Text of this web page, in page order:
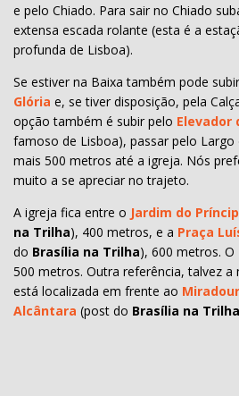
e pelo Chiado. Para sair no Chiado
extensa escada rolante (esta é a
profunda de Lisboa).
Se estiver na Baixa também pode
Glória e, se tiver disposição, pela
opção também é subir pelo Elevador
famoso de Lisboa), passar pelo
mais 500 metros até a igreja. Nós
muito a se apreciar no trajeto.
A igreja fica entre o Jardim do
na Trilha), 400 metros, e a Praça
do Brasília na Trilha), 600 metros.
500 metros. Outra referência, talvez a
está localizada em frente ao
Alcântara (post do Brasília na Trilha